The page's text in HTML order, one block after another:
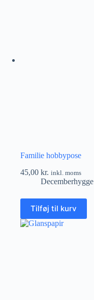
Familie hobbypose
45,00 kr. inkl. moms
Decemberhygge
Tilføj til kurv